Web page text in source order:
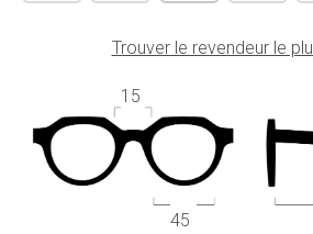
Trouver le revendeur le
45
15